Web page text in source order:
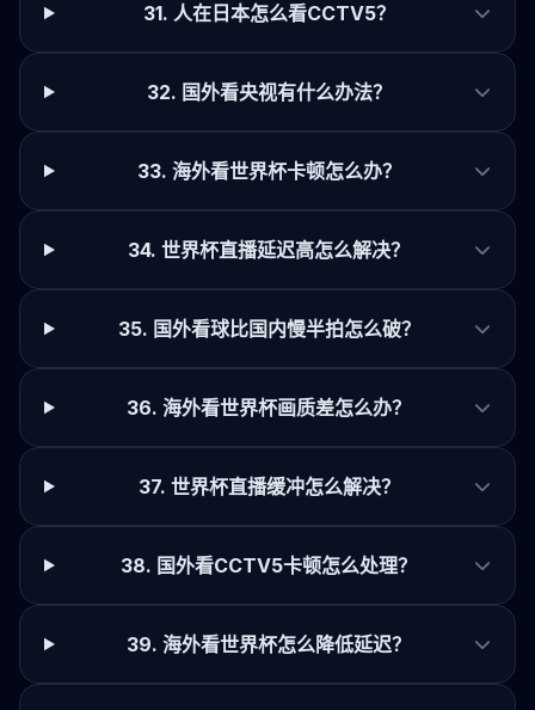
31. 人在日本怎么看CCTV5？
32. 国外看央视有什么办法？
33. 海外看世界杯卡顿怎么办？
34. 世界杯直播延迟高怎么解决？
35. 国外看球比国内慢半拍怎么破？
36. 海外看世界杯画质差怎么办？
37. 世界杯直播缓冲怎么解决？
38. 国外看CCTV5卡顿怎么处理？
39. 海外看世界杯怎么降低延迟？